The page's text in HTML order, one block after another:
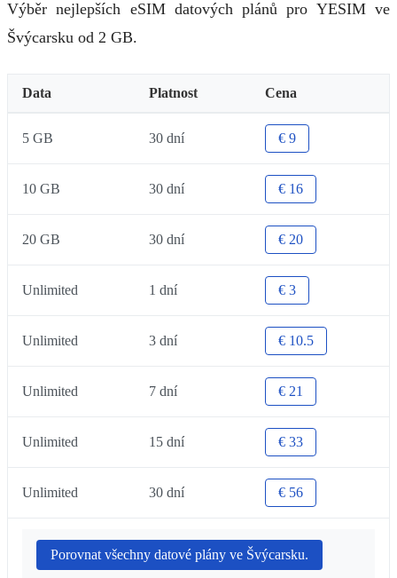
Výběr nejlepších eSIM datových plánů pro YESIM ve
Švýcarsku od 2 GB.
Data Platnost Cena
5 GB 30 dní € 9
10 GB 30 dní € 16
20 GB 30 dní € 20
Unlimited 1 dní € 3
Unlimited 3 dní € 10.5
Unlimited 7 dní € 21
Unlimited 15 dní € 33
Unlimited 30 dní € 56
Porovnat všechny datové plány ve Švýcarsku.